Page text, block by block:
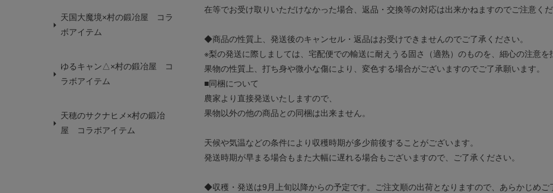
天国大魔境×村の鍛冶屋 コラ
ボアイテム
ゆるキャン△×村の鍛冶屋 コ
ラボアイテム
天穂のサクナヒメ×村の鍛冶
屋 コラボアイテム
在等でお受け取りいただけなかった場合、返品・交換等の対応は出来かねますのでご注意くだ
◆商品の性質上、発送後のキャンセル・返品はお受けできませんのでご了承ください。
※梨の発送に際しましては、宅配便での輸送に耐えうる固さ（適熟）のものを、細心の注意を
果物の性質上、打ち身や微小な傷により、変色する場合がございますのでご了承願います。
■同梱について
農家より直接発送いたしますので、
果物以外の他の商品との同梱は出来ません。
天候や気温などの条件により収穫時期が多少前後することがございます。
発送時期が早まる場合もまた大幅に遅れる場合もございますので、ご了承ください。
◆収穫・発送は9月上旬以降からの予定です。ご注文順の出荷となりますので、あらかじめご